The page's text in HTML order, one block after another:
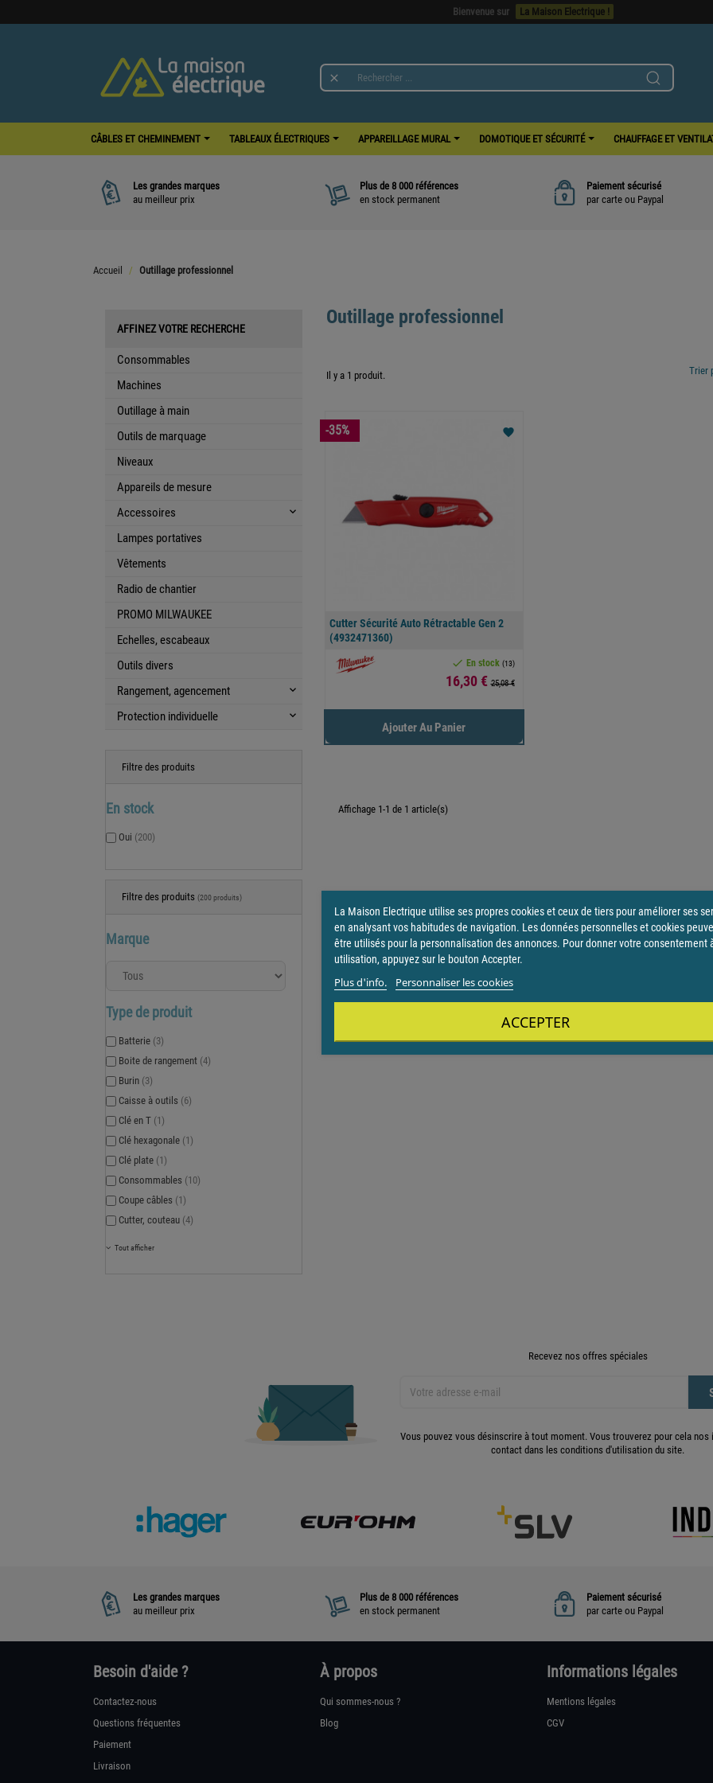

CÂBLES ET CHEMINEMENT TABLEAUX ÉLECTRIQUES APPAREILLAGE MURAL DOMOTIQUE ET SÉCURITÉ CHAUFFAGE ET
Les grandes marques
au meilleur prix
Plus de 8 000 références
en stock permanent
Paiement sécurisé
par carte ou Paypal
Accueil Outillage professionnel
AFFINEZ VOTRE RECHERCHE
Consommables
Machines
Outillage à main
Outils de marquage
Niveaux
Appareils de mesure
Accessoires
keyboard_arrow_down
Lampes portatives
Vêtements
Radio de chantier
PROMO MILWAUKEE
Echelles, escabeaux
Outils divers
Rangement, agencement
keyboard_arrow_down
Protection individuelle keyboard_arrow_down
Filtre des produits
En stock
Oui (200)
Filtre des produits (200 produits)
Marque
Type de produit
Batterie (3)
Boite de rangement (4)
Burin (3)
Caisse à outils (6)
Clé en T (1)
Clé hexagonale (1)
Clé plate (1)
Consommables (10)
Coupe câbles (1)
Cutter, couteau (4)
Tout afficher
Outillage professionnel
Il y a 1 produit. Trier
Cutter Sécurité Auto Rétractable Gen 2
(4932471360)
 En stock (13)
Prix
16,30 € 25,08 €
favorite
Ajouter Au Panier
-35%
Affichage 1-1 de 1 article(s)
Recevez nos offres spéciales
Vous pouvez vous désinscrire à tout moment. Vous trouverez pour cela
contact dans les conditions d'utilisation du site.
Les grandes marques
au meilleur prix
Plus de 8 000 références
en stock permanent
Paiement sécurisé
par carte ou Paypal
Besoin d'aide ?
Contactez-nous
Questions fréquentes
Paiement
Livraison
À propos
Qui sommes-nous ?
Blog
Informations légales
Mentions légales
CGV
La Maison Electrique utilise ses propres cookies et ceux de tiers pour améliorer ses
en analysant vos habitudes de navigation. Les données personnelles et cookies
être utilisés pour la personnalisation des annonces. Pour donner votre consentement
utilisation, appuyez sur le bouton Accepter.
Plus d'info. Personnaliser les cookies
ACCEPTER